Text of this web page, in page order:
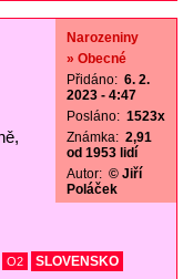
Narozeniny
» Obecné
Přidáno: 6. 2.
2023 - 4:47
Posláno: 1523x
Známka: 2,91
od 1953 lidí
Autor: © Jiří
Poláček
O2
SLOVENSKO